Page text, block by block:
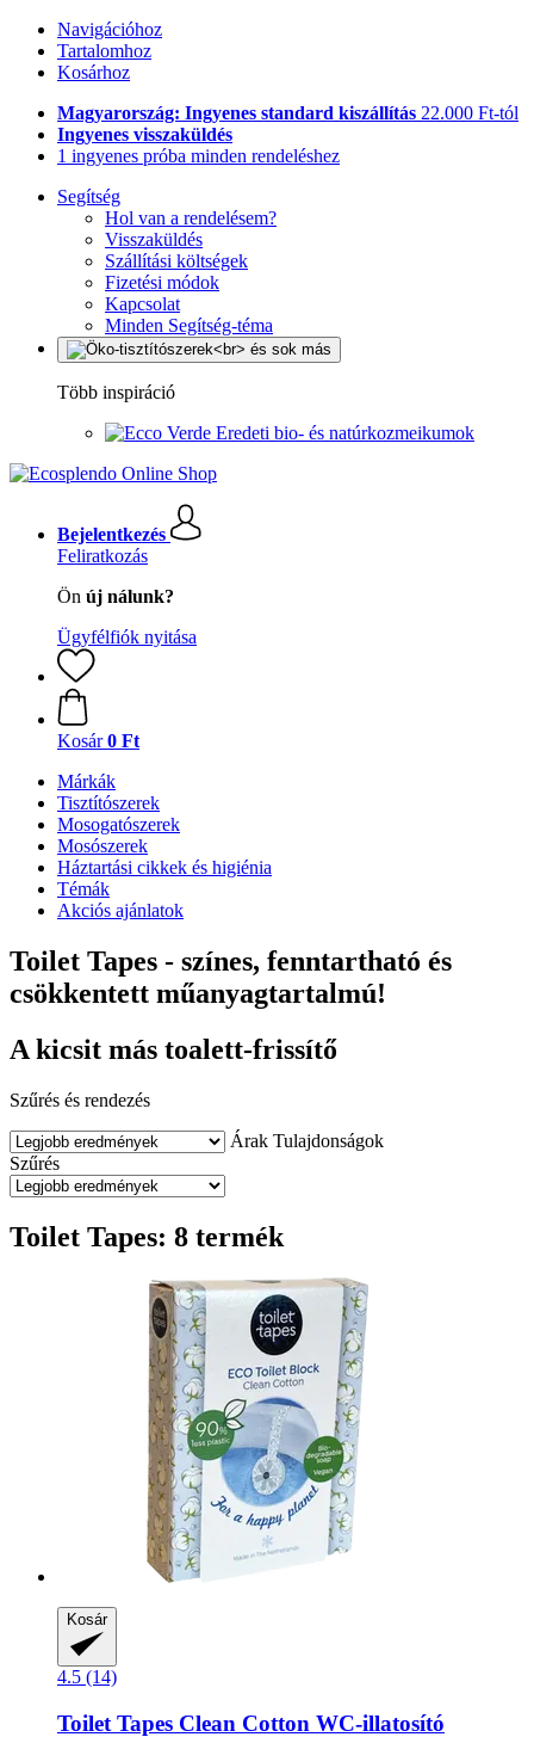
Navigációhoz
Tartalomhoz
Kosárhoz
Magyarország: Ingyenes standard kiszállítás 22.000 Ft-tól
Ingyenes visszaküldés
1 ingyenes próba minden rendeléshez
Segítség
Hol van a rendelésem?
Visszaküldés
Szállítási költségek
Fizetési módok
Kapcsolat
Minden Segítség-téma
Több inspiráció
Eredeti bio- és natúrkozmeikumok
Bejelentkezés
Feliratkozás
Ön új nálunk?
Ügyfélfiók nyitása
Kosár 0 Ft
Márkák
Tisztítószerek
Mosogatószerek
Mosószerek
Háztartási cikkek és higiénia
Témák
Akciós ajánlatok
Toilet Tapes - színes, fenntartható és
csökkentett műanyagtartalmú!
A kicsit más toalett-frissítő
Szűrés és rendezés
Árak Tulajdonságok
Szűrés
Toilet Tapes: 8 termék
Kosár
4.5 (14)
Toilet Tapes Clean Cotton WC-​illatosító